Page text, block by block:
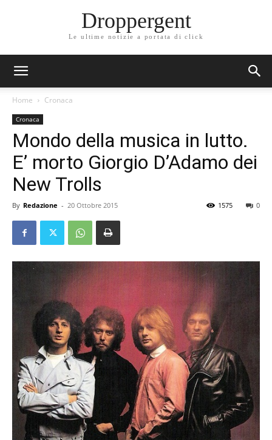
Droppergent
Le ultime notizie a portata di click
Home Cronaca
Cronaca
Mondo della musica in lutto.
E’ morto Giorgio D’Adamo dei
New Trolls
By Redazione - 20 Ottobre 2015 0
1575